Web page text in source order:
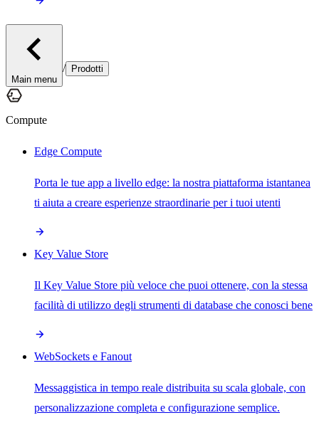
Main menu
/ Prodotti
Compute
Edge Compute
Porta le tue app a livello edge: la nostra piattaforma istantanea
ti aiuta a creare esperienze straordinarie per i tuoi utenti
Key Value Store
Il Key Value Store più veloce che puoi ottenere, con la stessa
facilità di utilizzo degli strumenti di database che conosci bene
WebSockets e Fanout
Messaggistica in tempo reale distribuita su scala globale, con
personalizzazione completa e configurazione semplice.